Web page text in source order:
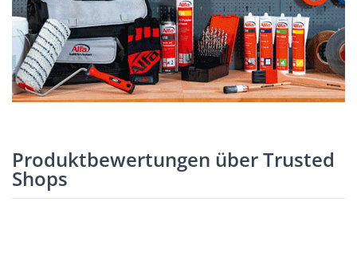
Produktbewertungen über Trusted
Shops